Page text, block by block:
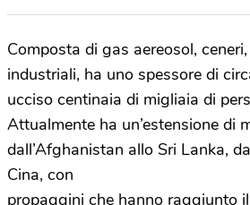
Composta di gas aereosol,
industriali, ha uno spessore di
ucciso centinaia di migliaia di
Attualmente ha un’estensione di
dall’Afghanistan allo Sri Lanka,
Cina, con
propaggini che hanno raggiunto